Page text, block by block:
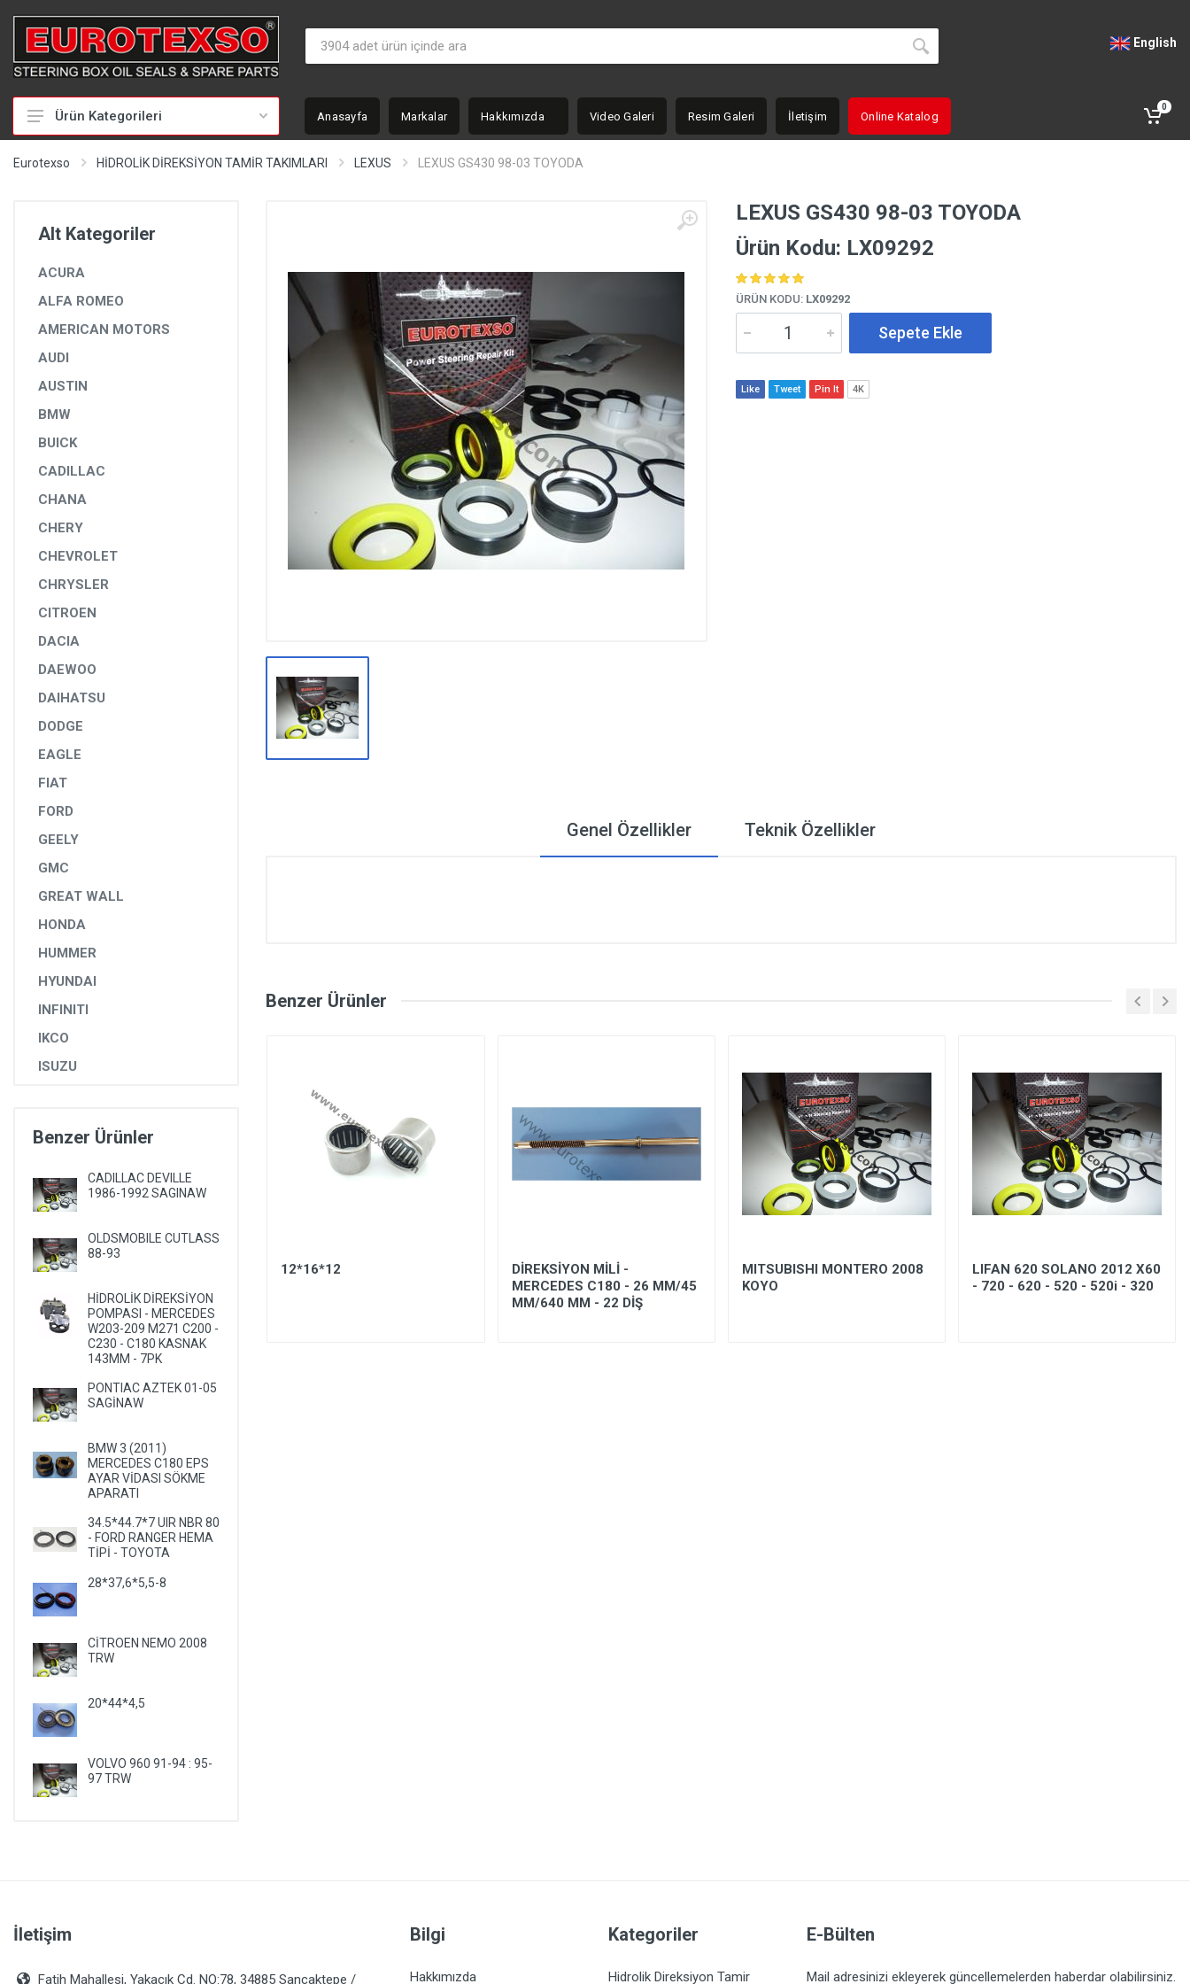
English
HİDROLİK DİREKSİYON TAMİR TAKIMLARI
POMPA YEDEK PARÇALARI
DİĞER YEDEK PARÇALAR
EPS YEDEK PARÇALARI
RULMANLAR
KÖRÜK VE KELEPÇELER
Ürün Kategorileri Anasayfa Markalar Hakkımızda Video Galeri Resim Galeri İletişim Online Katalog
0
Eurotexso HİDROLİK DİREKSİYON TAMİR TAKIMLARI LEXUS LEXUS GS430 98-03 TOYODA
Alt Kategoriler
ACURA
ALFA ROMEO
AMERICAN MOTORS
AUDI
AUSTIN
BMW
BUICK
CADILLAC
CHANA
CHERY
CHEVROLET
CHRYSLER
CITROEN
DACIA
DAEWOO
DAIHATSU
DODGE
EAGLE
FIAT
FORD
GEELY
GMC
GREAT WALL
HONDA
HUMMER
HYUNDAI
INFINITI
IKCO
ISUZU
KIA
LANCIA
LAND ROVER
LEXUS
LINCOLN
MASERATI
MERCEDES
MITSUBISHI
OLDSMOBILE
OPEL
PEUGEOT
PLYMOUTH
PONTIAC
PORSCHE
ROVER
SATURN
SUZUKI
TALBOT
Benzer Ürünler
CADILLAC DEVILLE
1986-1992 SAGINAW
OLDSMOBILE CUTLASS
88-93
HİDROLİK DİREKSİYON
POMPASI - MERCEDES
W203-209 M271 C200 -
C230 - C180 KASNAK
143MM - 7PK
PONTIAC AZTEK 01-05
SAGİNAW
BMW 3 (2011)
MERCEDES C180 EPS
AYAR VİDASI SÖKME
APARATI
34.5*44.7*7 UIR NBR 80
- FORD RANGER HEMA
TİPİ - TOYOTA
28*37,6*5,5-8
CİTROEN NEMO 2008
TRW
20*44*4,5
VOLVO 960 91-94 : 95-
97 TRW
LEXUS GS430 98-03 TOYODA
Ürün Kodu: LX09292
ÜRÜN KODU: LX09292
Sepete Ekle
Like Tweet Pin It 4K
Genel Özellikler Teknik Özellikler
Benzer Ürünler
DODGE DURANGO 1999-2003
12*16*12
DİREKSİYON MİLİ -
MERCEDES C180 - 26 MM/45
MM/640 MM - 22 DİŞ
MITSUBISHI MONTERO 2008
KOYO
LIFAN 620 SOLANO 2012 X60
- 720 - 620 - 520 - 520i - 320
İletişim
Fatih Mahallesi, Yakacık Cd. NO:78, 34885 Sancaktepe /
Bilgi
Hakkımızda
Kategoriler
Hidrolik Direksiyon Tamir
E-Bülten
Mail adresinizi ekleyerek güncellemelerden haberdar olabilirsiniz.